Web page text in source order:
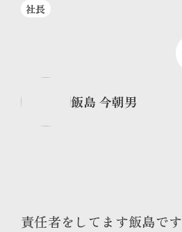
社長
飯島 今朝男
責任者をしてます飯島です